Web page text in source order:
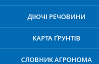
ДІЮЧІ РЕЧОВИНИ
КАРТА ҐРУНТІВ
СЛОВНИК АГРОНОМА